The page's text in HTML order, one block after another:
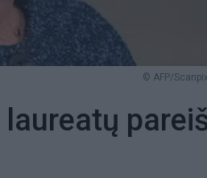
© AFP/